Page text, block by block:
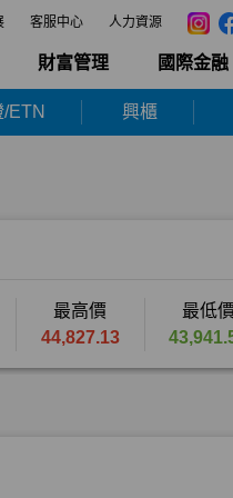
客服中心 人力資源
財富管理 國際金融
ETN 興櫃